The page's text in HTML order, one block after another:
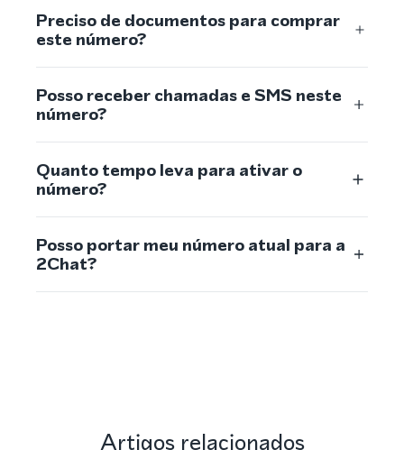
Preciso de documentos para comprar
este número?
Posso receber chamadas e SMS neste
número?
Quanto tempo leva para ativar o
número?
Posso portar meu número atual para a
2Chat?
Artigos relacionados